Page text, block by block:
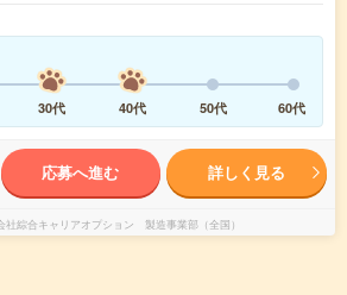
30代 40代 50代 60代
応募へ進む 詳しく見る
社綜合キャリアオプション 製造事業部（全国）